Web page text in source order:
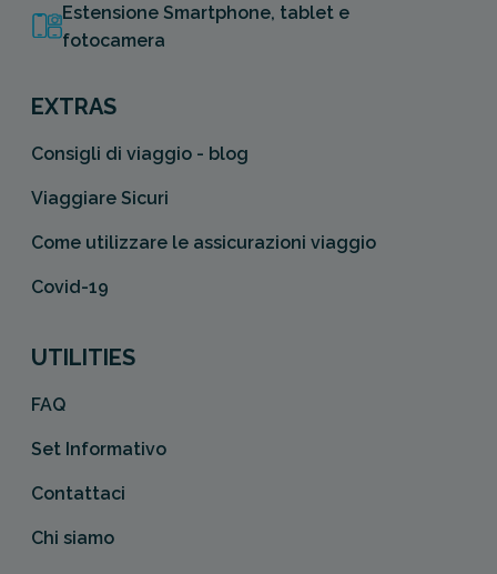
Estensione Smartphone, tablet e
fotocamera
EXTRAS
Consigli di viaggio - blog
Viaggiare Sicuri
Come utilizzare le assicurazioni viaggio
Covid-19
UTILITIES
FAQ
Set Informativo
Contattaci
Chi siamo